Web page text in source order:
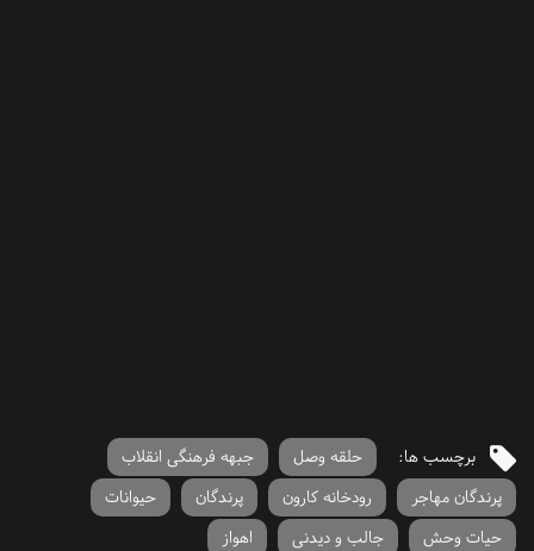
برچسب ها: حلقه وصل
جبهه فرهنگی انقلاب
پرندگان مهاجر
رودخانه کارون پرندگان
حیوانات
حیات وحش
جالب و دیدنی اهواز